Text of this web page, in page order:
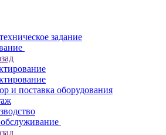
задание
и поставка оборудования